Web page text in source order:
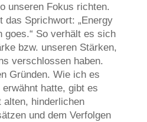
unseren Fokus richten.
das Sprichwort: „Energy
goes.“ So verhält es sich
bzw. unseren Stärken,
verschlossen haben.
Gründen. Wie ich es
hatte, gibt es
alten, hinderlichen
und dem Verfolgen